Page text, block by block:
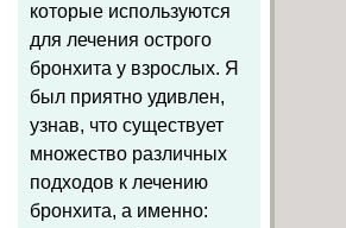
которые используются
для лечения острого
бронхита у взрослых. Я
был приятно удивлен,
узнав, что существует
множество различных
подходов к лечению
бронхита, а именно: